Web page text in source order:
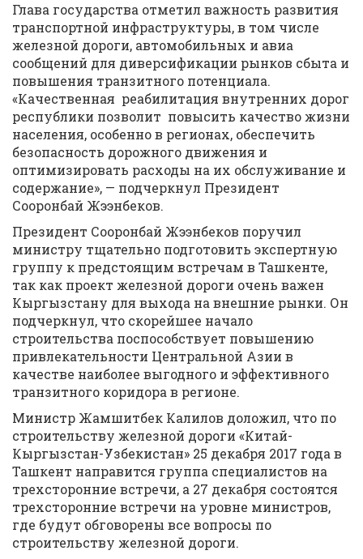
Глава государства отметил важность развития
транспортной инфраструктуры, в том числе
железной дороги, автомобильных и авиа
сообщений для диверсификации рынков сбыта и
повышения транзитного потенциала.
«Качественная реабилитация внутренних дорог
республики позволит повысить качество жизни
населения, особенно в регионах, обеспечить
безопасность дорожного движения и
оптимизировать расходы на их обслуживание и
содержание», — подчеркнул Президент
Сооронбай Жээнбеков.
Президент Сооронбай Жээнбеков поручил
министру тщательно подготовить экспертную
группу к предстоящим встречам в Ташкенте,
так как проект железной дороги очень важен
Кыргызстану для выхода на внешние рынки. Он
подчеркнул, что скорейшее начало
строительства поспособствует повышению
привлекательности Центральной Азии в
качестве наиболее выгодного и эффективного
транзитного коридора в регионе.
Министр Жамшитбек Калилов доложил, что по
строительству железной дороги «Китай-
Кыргызстан-Узбекистан» 25 декабря 2017 года в
Ташкент направится группа специалистов на
трехсторонние встречи, а 27 декабря состоятся
трехсторонние встречи на уровне министров,
где будут обговорены все вопросы по
строительству железной дороги.